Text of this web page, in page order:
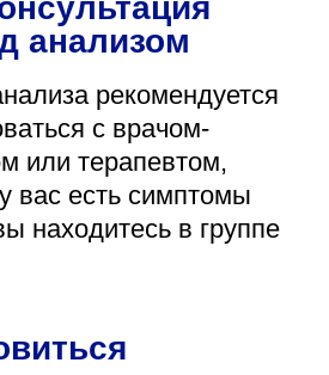
анализом
рекомендуется
с врачом-
или терапевтом,
вас есть симптомы
находитесь в группе